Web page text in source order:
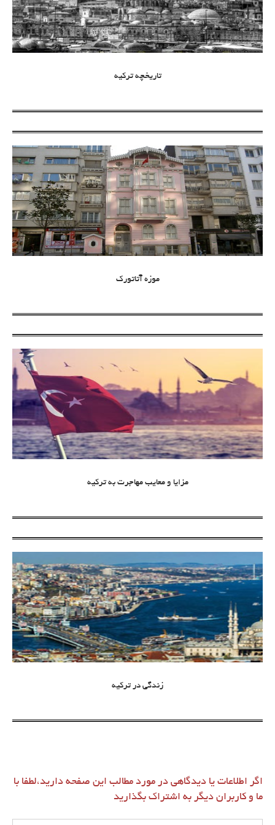
تاریخچه ترکیه
موزه آتاتورک
مزایا و معایب مهاجرت به ترکیه
زندگی در ترکیه
اگر اطلاعات یا دیدگاهی در مورد مطالب این صفحه دارید،لطفا با
ما و کاربران دیگر به اشتراک بگذارید